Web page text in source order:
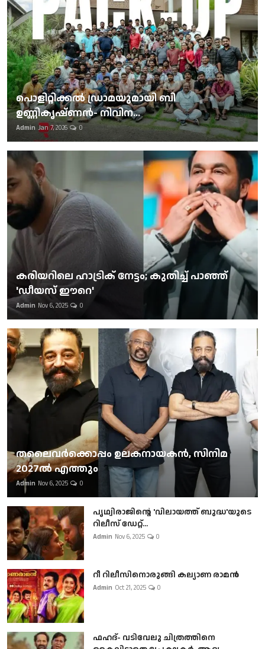
പൊളിറ്റിക്കല്‍ ഡ്രാമയുമായി ബി
ഉണ്ണികൃഷ്ണന്‍- നിവിന...
Admin Jan 7, 2026 0
കരിയറിലെ ഹാട്രിക് നേട്ടം; കുതിച്ച് പാഞ്ഞ്
'ഡീയസ് ഈറെ'
Admin Nov 6, 2025 0
തലൈവര്‍ക്കൊപ്പം ഉലകനായകന്‍, സിനിമ
2027ല്‍ എത്തും
Admin Nov 6, 2025 0
പൃഥ്വിരാജിന്റെ 'വിലായത്ത് ബുദ്ധ'യുടെ
റിലീസ് ഡേറ്റ്...
Admin Nov 6, 2025 0
റീ റിലീസിനൊരുങ്ങി കല്യാണ രാമൻ
Admin Oct 21, 2025 0
ഫഹദ്- വടിവേലു ചിത്രത്തിനെ